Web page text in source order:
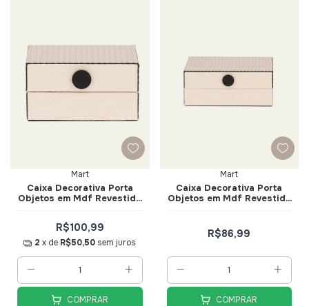
Mart
Caixa Decorativa Porta
Objetos em Mdf Revestida
R$100,99
2 x de R$50,50 sem juros
COMPRAR
Mart
Caixa Decorativa Porta
Objetos em Mdf Revestida
R$86,99
COMPRAR